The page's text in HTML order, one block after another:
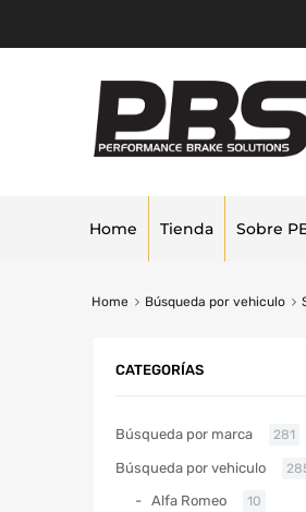
Home Tienda Sobre
Home Búsqueda por vehiculo
CATEGORÍAS
Búsqueda por marca 281
Búsqueda por vehiculo
Alfa Romeo 10